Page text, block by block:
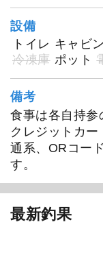
設備
トイレ キャビン
冷凍庫 ポット
備考
食事は各自持参
クレジットカ
通系、ORコー
す。
最新釣果